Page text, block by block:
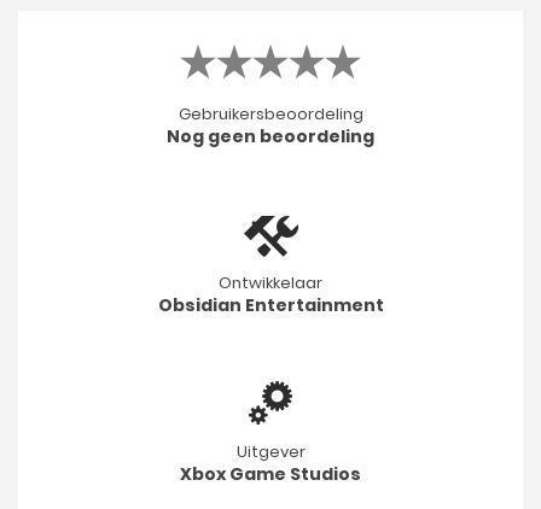
Gebruikersbeoordeling
Nog geen beoordeling
Ontwikkelaar
Obsidian Entertainment
Uitgever
Xbox Game Studios